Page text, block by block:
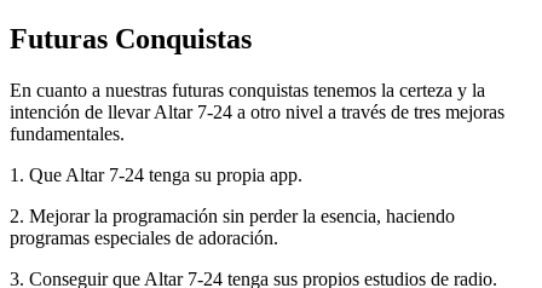
Futuras Conquistas
En cuanto a nuestras futuras conquistas tenemos la certeza y la
intención de llevar Altar 7-24 a otro nivel a través de tres mejoras
fundamentales.
1. Que Altar 7-24 tenga su propia app.
2. Mejorar la programación sin perder la esencia, haciendo
programas especiales de adoración.
3. Conseguir que Altar 7-24 tenga sus propios estudios de radio.